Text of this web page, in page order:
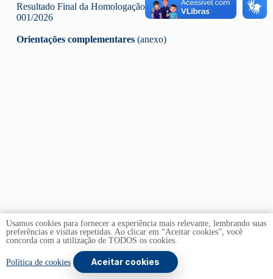
Resultado Final da Homologação das inscrições do edital
001/2026
Orientações complementares(anexo)
Copyright © 2026 - Universidade de Brasília
. Todos os
Usamos cookies para fornecer a experiência mais relevante, lembrando suas
preferências e visitas repetidas. Ao clicar em “Aceitar cookies”, você
concorda com a utilização de TODOS os cookies.
Política de cookies Aceitar cookies